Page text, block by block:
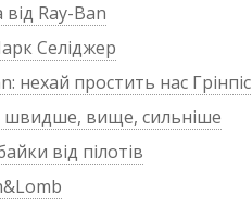
Ray-Ban
Селіджер
нехай простить нас Грінпіс
швидше, вище, сильніше
від пілотів